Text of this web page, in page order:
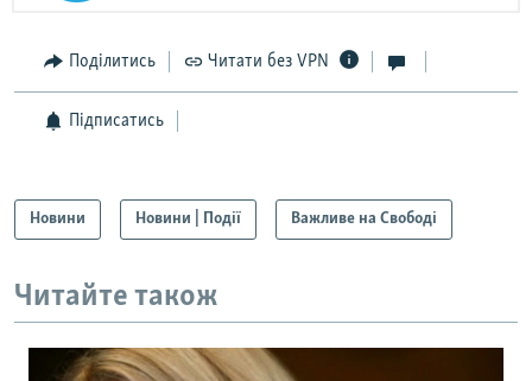
Поділитись Читати без VPN
Підписатись
Новини Новини | Події Важливе на Свободі
Читайте також